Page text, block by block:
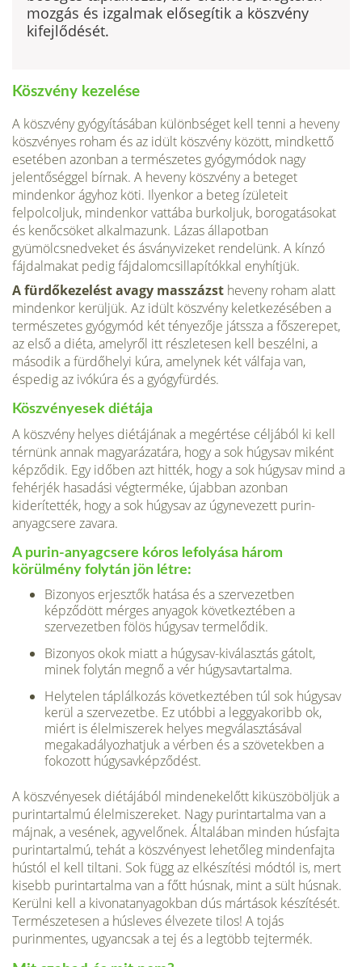
mozgás és izgalmak elősegítik a köszvény
kifejlődését.
Köszvény kezelése
A köszvény gyógyításában különbséget kell tenni a heveny
köszvényes roham és az idült köszvény között, mindkettő
esetében azonban a természetes gyógymódok nagy
jelentőséggel bírnak. A heveny köszvény a beteget
mindenkor ágyhoz köti. Ilyenkor a beteg ízületeit
felpolcoljuk, mindenkor vattába burkoljuk, borogatásokat
és kenőcsöket alkalmazunk. Lázas állapotban
gyümölcsnedveket és ásványvizeket rendelünk. A kínzó
fájdalmakat pedig fájdalomcsillapítókkal enyhítjük.
A fürdőkezelést avagy masszázst heveny roham alatt
mindenkor kerüljük. Az idült köszvény keletkezésében a
természetes gyógymód két tényezője játssza a főszerepet,
az első a diéta, amelyről itt részletesen kell beszélni, a
második a fürdőhelyi kúra, amelynek két válfaja van,
éspedig az ivókúra és a gyógyfürdés.
Köszvényesek diétája
A köszvény helyes diétájának a megértése céljából ki kell
térnünk annak magyarázatára, hogy a sok húgysav miként
képződik. Egy időben azt hitték, hogy a sok húgysav mind a
fehérjék hasadási végterméke, újabban azonban
kiderítették, hogy a sok húgysav az úgynevezett purin-
anyagcsere zavara.
A purin-anyagcsere kóros lefolyása három
körülmény folytán jön létre:
Bizonyos erjesztők hatása és a szervezetben
képződött mérges anyagok következtében a
szervezetben fölös húgysav termelődik.
Bizonyos okok miatt a húgysav-kiválasztás gátolt,
minek folytán megnő a vér húgysavtartalma.
Helytelen táplálkozás következtében túl sok húgysav
kerül a szervezetbe. Ez utóbbi a leggyakoribb ok,
miért is élelmiszerek helyes megválasztásával
megakadályozhatjuk a vérben és a szövetekben a
fokozott húgysavképződést.
A köszvényesek diétájából mindenekelőtt kiküszöböljük a
purintartalmú élelmiszereket. Nagy purintartalma van a
májnak, a vesének, agyvelőnek. Általában minden húsfajta
purintartalmú, tehát a köszvényest lehetőleg mindenfajta
hústól el kell tiltani. Sok függ az elkészítési módtól is, mert
kisebb purintartalma van a főtt húsnak, mint a sült húsnak.
Kerülni kell a kivonatanyagokban dús mártások készítését.
Természetesen a húsleves élvezete tilos! A tojás
purinmentes, ugyancsak a tej és a legtöbb tejtermék.